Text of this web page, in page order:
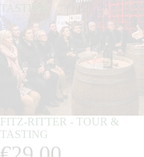
TASTING
FITZ-RITTER - TOUR &
TASTING